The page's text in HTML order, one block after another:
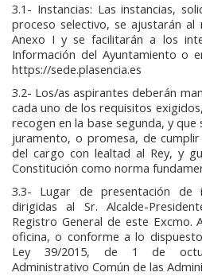
3.1- Instancias: Las instancias,
proceso selectivo, se ajustarán
Anexo I y se facilitarán a los
Información del Ayuntamiento o
https://sede.plasencia.es
3.2- Los/as aspirantes deberán
cada uno de los requisitos
recogen en la base segunda, y
juramento, o promesa, de
del cargo con lealtad al Rey, y
Constitución como norma
3.3- Lugar de presentación de
dirigidas al Sr. Alcalde-
Registro General de este Excmo.
oficina, o conforme a lo
Ley 39/2015, de 1 de
Administrativo Común de las